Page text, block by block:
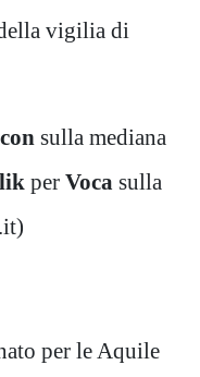
vigilia di
sulla mediana
per Voca sulla
per le Aquile